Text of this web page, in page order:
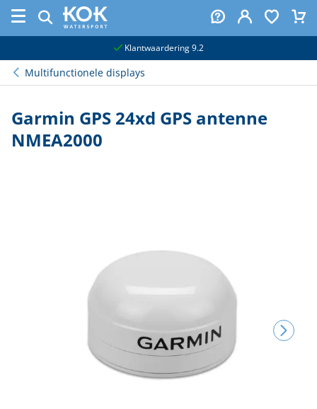
Klantwaardering 9.2
Multifunctionele displays
Garmin GPS 24xd GPS antenne
NMEA2000